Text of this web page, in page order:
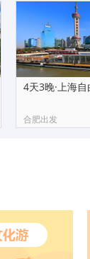
4天3晚·上海自
合肥出发